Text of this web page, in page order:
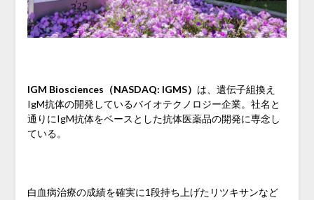
IGM Biosciences（NASDAQ: IGMS） は、遺伝子組換え
IgM抗体の開発しているバイオテクノロジー企業。社名と
通りにIgM抗体をベースとした抗体医薬品の開発に専念し
ている。
白血病治療の成績を確実に1段持ち上げたリツキサンなど